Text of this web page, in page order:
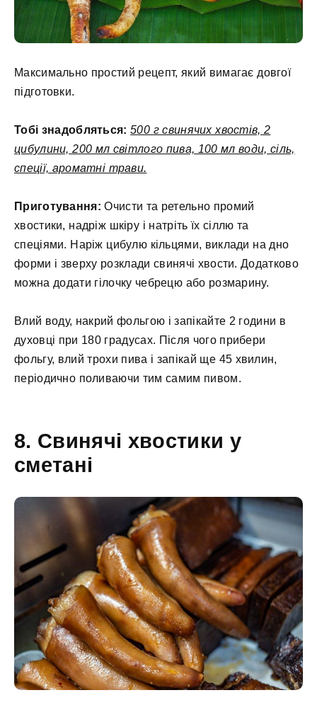
Максимально простий рецепт, який вимагає довгої
підготовки.
Тобі знадобляться: 500 г свинячих хвостів, 2
цибулини, 200 мл світлого пива, 100 мл води, сіль,
спеції, ароматні трави.
Приготування: Очисти та ретельно промий
хвостики, надріж шкіру і натріть їх сіллю та
спеціями. Наріж цибулю кільцями, виклади на дно
форми і зверху розклади свинячі хвости. Додатково
можна додати гілочку чебрецю або розмарину.
Влий воду, накрий фольгою і запікайте 2 години в
духовці при 180 градусах. Після чого прибери
фольгу, влий трохи пива і запікай ще 45 хвилин,
періодично поливаючи тим самим пивом.
8. Свинячі хвостики у
сметані